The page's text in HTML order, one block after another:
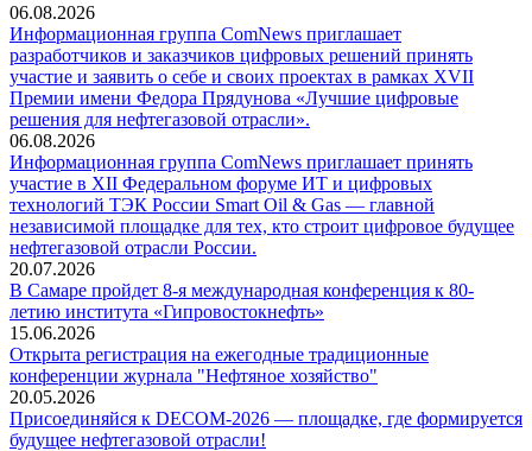
06.08.2026
Информационная группа ComNews приглашает
разработчиков и заказчиков цифровых решений принять
участие и заявить о себе и своих проектах в рамках XVII
Премии имени Федора Прядунова «Лучшие цифровые
решения для нефтегазовой отрасли».
06.08.2026
Информационная группа ComNews приглашает принять
участие в XII Федеральном форуме ИТ и цифровых
технологий ТЭК России Smart Oil & Gas — главной
независимой площадке для тех, кто строит цифровое будущее
нефтегазовой отрасли России.
20.07.2026
В Самаре пройдет 8-я международная конференция к 80-
летию института «Гипровостокнефть»
15.06.2026
Открыта регистрация на ежегодные традиционные
конференции журнала "Нефтяное хозяйство"
20.05.2026
Присоединяйся к DECOM-2026 — площадке, где формируется
будущее нефтегазовой отрасли!